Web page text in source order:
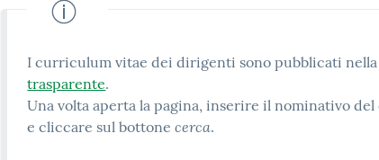
I curriculum vitae dei dirigenti sono pubblicati
trasparente.
Una volta aperta la pagina, inserire il nominativo
e cliccare sul bottonecerca.